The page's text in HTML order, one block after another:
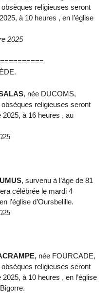
religieuses seront
à 10 heures , en l’église
2025
, née DUCOMS,
religieuses seront
à 16 heures , au
, survenu à l’âge de 81
célébrée le mardi 4
l’église d’Oursbelille.
née FOURCADE,
religieuses seront
à 10 heures , en l’église